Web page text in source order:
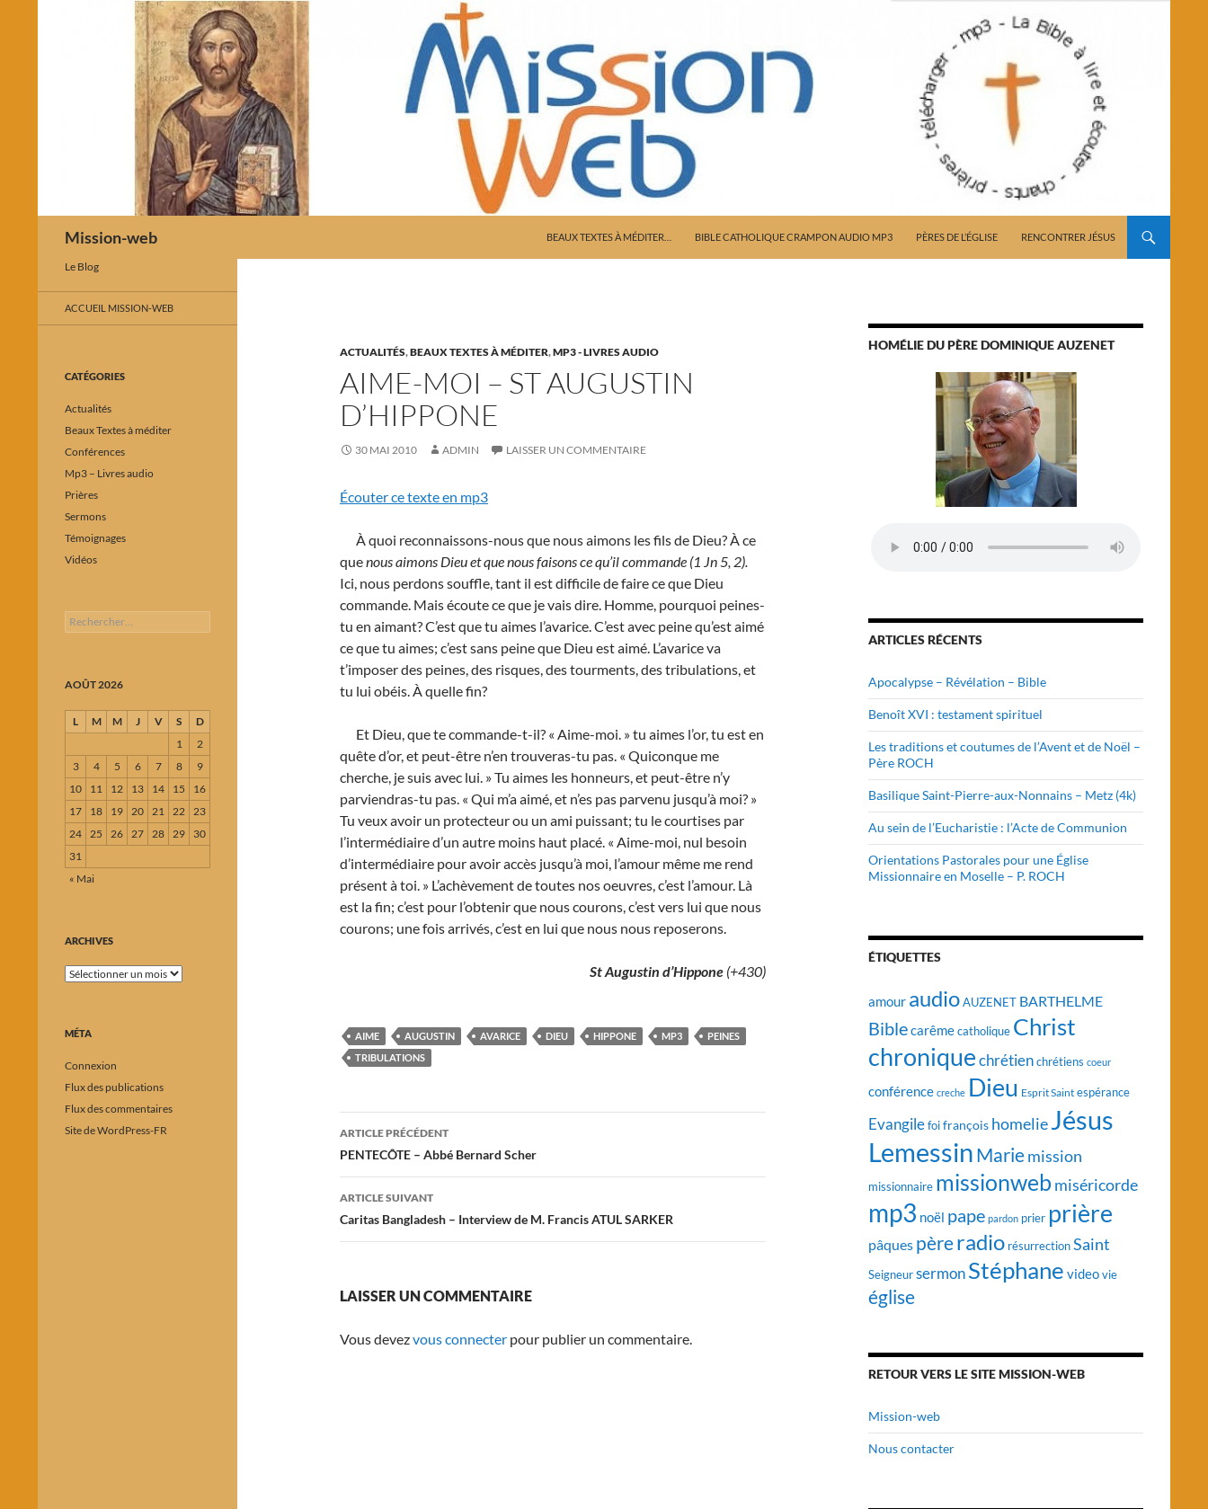
Mission-web
BEAUX TEXTES À MÉDITER…
BIBLE CATHOLIQUE CRAMPON AUDIO MP3 PÈRES DE L’ÉGLISE RENCONTRER JÉSUS
ACTUALITÉS,BEAUX TEXTES À MÉDITER,MP3 - LIVRES AUDIO
AIME-MOI – ST AUGUSTIN
D’HIPPONE
30 MAI 2010 ADMIN LAISSER UN COMMENTAIRE
Écouter ce texte en mp3
À quoi reconnaissons-nous que nous aimons les fils de Dieu? À ce
quenous aimons Dieu et que nous faisons ce qu’il commande (1 Jn 5, 2).
Ici, nous perdons souffle, tant il est difficile de faire ce que Dieu
commande. Mais écoute ce que je vais dire. Homme, pourquoi peines-
tu en aimant? C’est que tu aimes l’avarice. C’est avec peine qu’est aimé
ce que tu aimes; c’est sans peine que Dieu est aimé. L’avarice va
t’imposer des peines, des risques, des tourments, des tribulations, et
tu lui obéis. À quelle fin?
Et Dieu, que te commande-t-il? « Aime-moi. » tu aimes l’or, tu est en
quête d’or, et peut-être n’en trouveras-tu pas. « Quiconque me
cherche, je suis avec lui. » Tu aimes les honneurs, et peut-être n’y
parviendras-tu pas. « Qui m’a aimé, et n’es pas parvenu jusqu’à moi? »
Tu veux avoir un protecteur ou un ami puissant; tu le courtises par
l’intermédiaire d’un autre moins haut placé. « Aime-moi, nul besoin
d’intermédiaire pour avoir accès jusqu’à moi, l’amour même me rend
présent à toi. » L’achèvement de toutes nos oeuvres, c’est l’amour. Là
est la fin; c’est pour l’obtenir que nous courons, c’est vers lui que nous
courons; une fois arrivés, c’est en lui que nous nous reposerons.
St Augustin d’Hippone (+430)
AIME AUGUSTIN AVARICE DIEU HIPPONE MP3
PEINES
TRIBULATIONS
Navigation
des
articles
ARTICLE PRÉCÉDENT
PENTECÔTE – Abbé Bernard Scher
ARTICLE SUIVANT
Caritas Bangladesh – Interview de M. Francis ATUL SARKER
LAISSER UN COMMENTAIRE
Vous devezvous connecter pour publier un commentaire.
HOMÉLIE DU PÈRE DOMINIQUE AUZENET
ARTICLES RÉCENTS
Apocalypse – Révélation – Bible
Benoît XVI : testament spirituel
Les traditions et coutumes de l’Avent et de Noël –
Père ROCH
Basilique Saint-Pierre-aux-Nonnains – Metz (4k)
Au sein de l’Eucharistie : l’Acte de Communion
Orientations Pastorales pour une Église
Missionnaire en Moselle – P. ROCH
ÉTIQUETTES
amour audioAUZENET BARTHELME
Biblecarêmecatholique Christ
chronique chrétienchrétiens coeur
conférence creche Dieu Esprit Saint espérance
Evangilefoifrançois homelieJésus
LemessinMariemission
missionnaire missionweb miséricorde
mp3 noël pape pardon prier prière
pâques pèreradio résurrectionSaint
Seigneur sermon Stéphane videovie
église
RETOUR VERS LE SITE MISSION-WEB
Mission-web
Nous contacter
Le Blog
ACCUEIL MISSION-WEB
CATÉGORIES
Actualités
Beaux Textes à méditer
Conférences
Mp3 – Livres audio
Prières
Sermons
Témoignages
Vidéos
Rechercher :
AOÛT 2026
L M M J V S
D
1
2
3
4 5 6 7 8
9
10
11 12 13 14 15
16
17
18 19 20 21 22 23
24 25 26 27 28 29
30
31
« Mai
ARCHIVES
Archives
MÉTA
Connexion
Flux des publications
Flux des commentaires
Site de WordPress-FR